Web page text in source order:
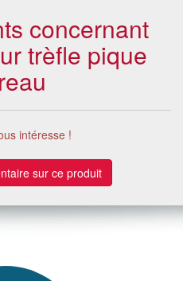
concernant
trèfle pique
intéresse !
sur ce produit